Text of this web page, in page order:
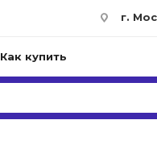
г.
Как купить